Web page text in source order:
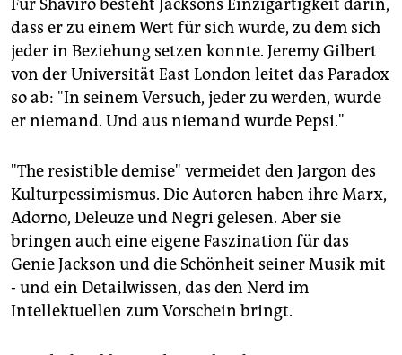
Für Shaviro besteht Jacksons Einzigartigkeit darin,
dass er zu einem Wert für sich wurde, zu dem sich
jeder in Beziehung setzen konnte. Jeremy Gilbert
von der Universität East London leitet das Paradox
so ab: "In seinem Versuch, jeder zu werden, wurde
er niemand. Und aus niemand wurde Pepsi."
"The resistible demise" vermeidet den Jargon des
Kulturpessimismus. Die Autoren haben ihre Marx,
Adorno, Deleuze und Negri gelesen. Aber sie
bringen auch eine eigene Faszination für das
Genie Jackson und die Schönheit seiner Musik mit
- und ein Detailwissen, das den Nerd im
Intellektuellen zum Vorschein bringt.